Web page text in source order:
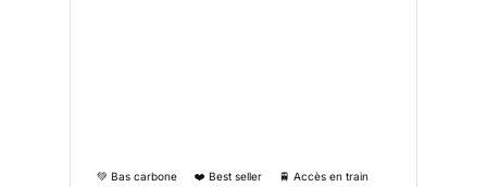
💚 Bas carbone ❤️ Best seller 🚆 Accès en train